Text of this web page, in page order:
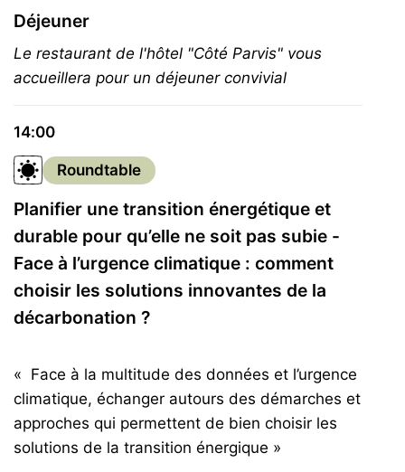
Déjeuner
Le restaurant de l'hôtel "Côté Parvis" vous
accueillera pour un déjeuner convivial
14:00
Roundtable
Planifier une transition énergétique et
durable pour qu’elle ne soit pas subie -
Face à l’urgence climatique : comment
choisir les solutions innovantes de la
décarbonation ?
« Face à la multitude des données et l’urgence
climatique, échanger autours des démarches et
approches qui permettent de bien choisir les
solutions de la transition énergique »